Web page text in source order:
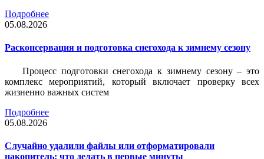
Подробнее
05.08.2026
Расконсервация и подготовка снегохода к зимнему сезону
Процесс подготовки снегохода к зимнему сезону – это
комплекс мероприятий, который включает проверку всех
жизненно важных систем
Подробнее
05.08.2026
Случайно удалили файлы или отформатировали
накопитель: что делать в первые минуты